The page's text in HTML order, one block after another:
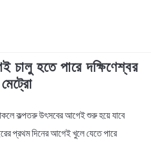
হতে পারে দক্ষিণেশ্বর
মেট্রো
কল্পতরু উৎসবের আগেই শুরু হয়ে যাবে
প্রথম দিনের আগেই খুলে যেতে পারে